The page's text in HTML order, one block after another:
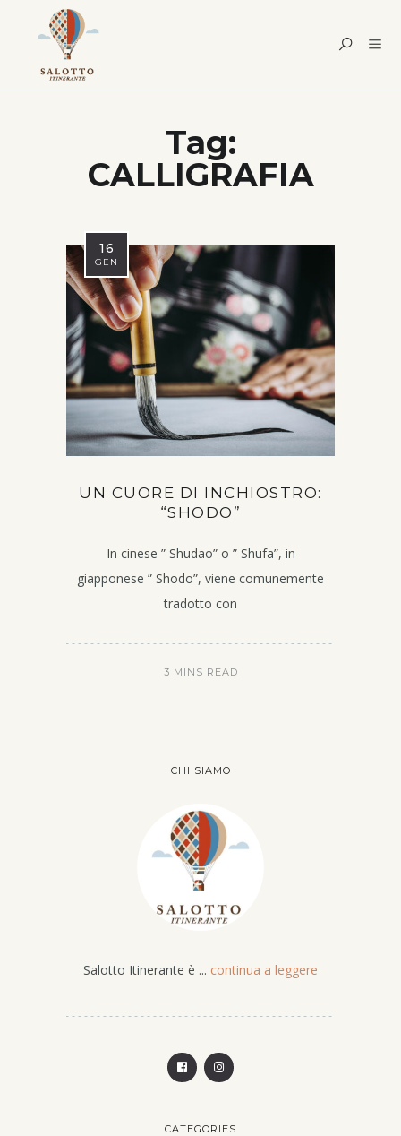
Tag:
CALLIGRAFIA
16
GEN
UN CUORE DI INCHIOSTRO:
“SHODO”
In cinese ” Shudao” o ” Shufa”, in
giapponese ” Shodo”, viene comunemente
tradotto con
3 MINS READ
CHI SIAMO
Salotto Itinerante è ... continua a leggere
CATEGORIES